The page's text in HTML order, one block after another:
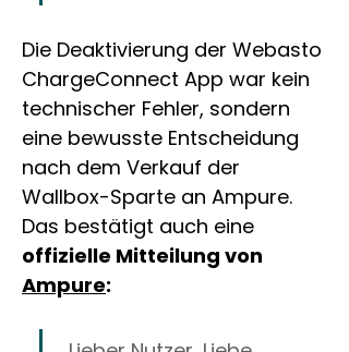
Die Deaktivierung der Webasto
ChargeConnect App war kein
technischer Fehler, sondern
eine bewusste Entscheidung
nach dem Verkauf der
Wallbox-Sparte an Ampure.
Das bestätigt auch eine
offizielle Mitteilung von
Ampure: